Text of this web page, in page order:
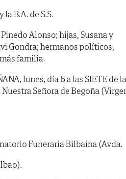
la B.A. de S.S.
Alonso; hijas, Susana y
Gondra; hermanos políticos,
familia.
lunes, día 6 a las SIETE de la
Señora de Begoña
Funeraria Bilbaina (Avda.